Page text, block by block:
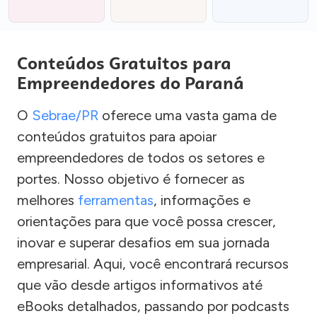
Conteúdos Gratuitos para
Empreendedores do Paraná
O Sebrae/PR oferece uma vasta gama de
conteúdos gratuitos para apoiar
empreendedores de todos os setores e
portes. Nosso objetivo é fornecer as
melhores ferramentas, informações e
orientações para que você possa crescer,
inovar e superar desafios em sua jornada
empresarial. Aqui, você encontrará recursos
que vão desde artigos informativos até
eBooks detalhados, passando por podcasts